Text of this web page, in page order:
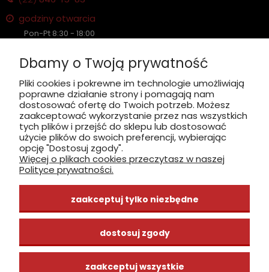
godziny otwarcia
Pon-Pt 8:30 - 18:00
Płatność: gotówka, karta, BLIK
zobacz, jak dojechać
INFORMACJE
ZAKUPY
CENTRUM WIEDZY
Dbamy o Twoją prywatność
Pliki cookies i pokrewne im technologie umożliwiają
poprawne działanie strony i pomagają nam
dostosować ofertę do Twoich potrzeb. Możesz
zaakceptować wykorzystanie przez nas wszystkich
tych plików i przejść do sklepu lub dostosować
użycie plików do swoich preferencji, wybierając
opcję "Dostosuj zgody".
Więcej o plikach cookies przeczytasz w naszej
Polityce prywatności.
zaakceptuj tylko niezbędne
dostosuj zgody
zaakceptuj wszystkie